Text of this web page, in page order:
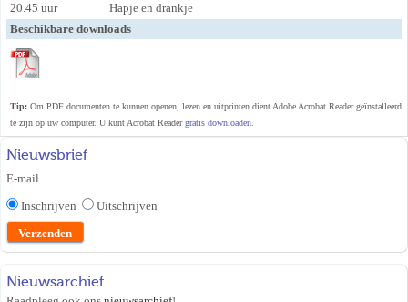
20.45 uur Hapje en drankje
Beschikbare downloads
Tip: Om PDF documenten te kunnen openen, lezen en uitprinten dient Adobe Acrobat Reader geïnstalleerd
te zijn op uw computer. U kunt Acrobat Readergratis downloaden
Nieuwsbrief
E-mail
Inschrijven
Uitschrijven
Nieuwsarchief